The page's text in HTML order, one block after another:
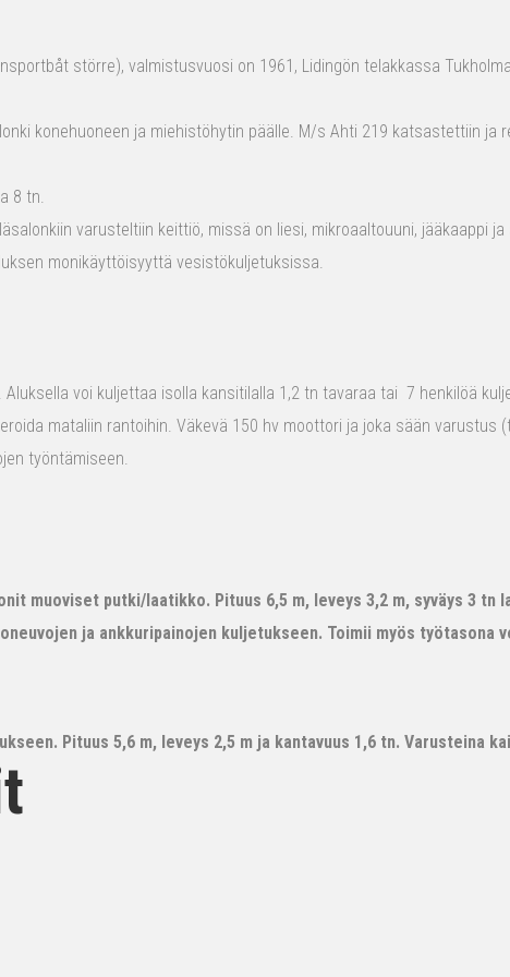
större), valmistusvuosi on 1961, Lidingön telakkassa
konehuoneen ja miehistöhytin päälle. M/s Ahti 219 katsastettiin ja
8 tn.
varusteltiin keittiö, missä on liesi, mikroaaltouuni, jääkaappi
monikäyttöisyyttä vesistökuljetuksissa.
voi kuljettaa isolla kansitilalla 1,2 tn tavaraa tai 7 henkilöä
mataliin rantoihin. Väkevä 150 hv moottori ja joka sään varustus
työntämiseen.
muoviset putki/laatikko. Pituus 6,5 m, leveys 3,2 m, syväys 3 tn
ja ankkuripainojen kuljetukseen. Toimii myös työtasona
Pituus 5,6 m, leveys 2,5 m ja kantavuus 1,6 tn. Varusteina